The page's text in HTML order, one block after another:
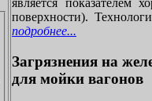
является показателем
поверхности).
подробнее...
Загрязнения на
для мойки вагонов